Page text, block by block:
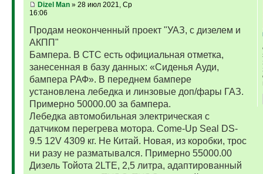
Dizel Man» 28 июл 2021, Ср
16:06
Продам неоконченный проект "УАЗ, с дизелем и
АКПП"
Бампера. В СТС есть официальная отметка,
занесенная в базу данных: «Сиденья Ауди,
бампера РАФ». В переднем бампере
установлена лебедка и линзовые доп/фары ГАЗ.
Примерно 50000.00 за бампера.
Лебедка автомобильная электрическая с
датчиком перегрева мотора. Come-Up Seal DS-
9.5 12V 4309 кг. Не Китай. Новая, из коробки, трос
ни разу не разматывался. Примерно 55000.00
Дизель Тойота 2LTE, 2,5 литра, адаптированный